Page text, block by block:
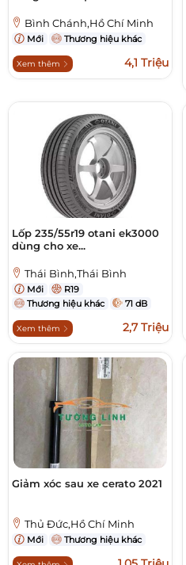
Bình Chánh,Hồ Chí Minh
Mới Thương hiệu khác
Xem thêm 4,1 Triệu
Lốp 235/55r19 otani ek3000
dùng cho xe...
Thái Bình,Thái Bình
Mới
R19
Thương hiệu khác
71 dB
Xem thêm 2,7 Triệu
Giảm xóc sau xe cerato 2021
Thủ Đức,Hồ Chí Minh
Mới Thương hiệu khác